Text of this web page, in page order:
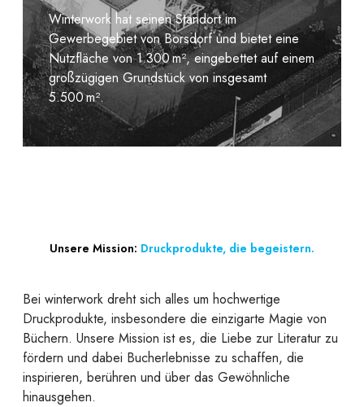
Winterwork hat seinen Standort im
Gewerbegebiet von Borsdorf und bietet eine
Nutzfläche von 1.300 m², eingebettet auf einem
großzügigen Grundstück von insgesamt
5.500 m².
Unsere Mission: Druckprodukte, die begeistern.
Bei winterwork dreht sich alles um hochwertige
Druckprodukte, insbesondere die einzigarte Magie von
Büchern. Unsere Mission ist es, die Liebe zur Literatur zu
fördern und dabei Bucherlebnisse zu schaffen, die
inspirieren, berühren und über das Gewöhnliche
hinausgehen.